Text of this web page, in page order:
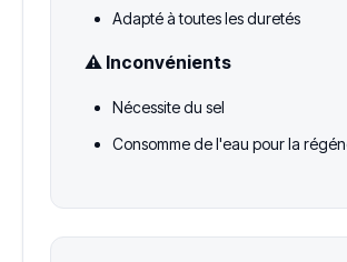
Adapté à toutes les duretés
⚠️ Inconvénients
Nécessite du sel
Consomme de l'eau pour la